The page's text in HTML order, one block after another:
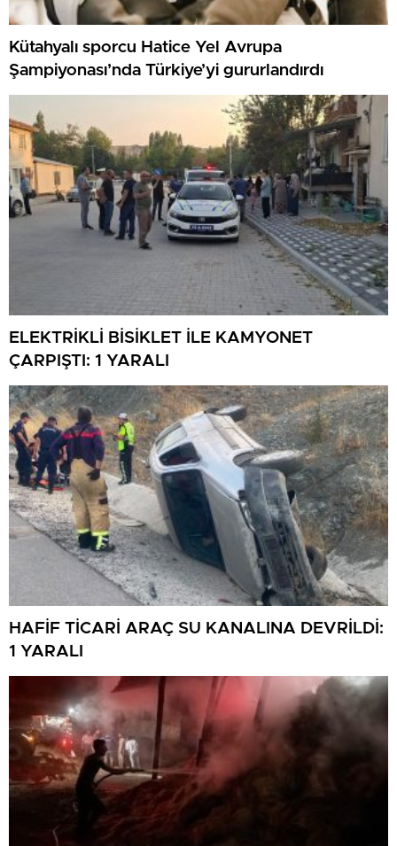
Kütahyalı sporcu Hatice Yel Avrupa
Şampiyonası’nda Türkiye’yi gururlandırdı
ELEKTRİKLİ BİSİKLET İLE KAMYONET
ÇARPIŞTI: 1 YARALI
HAFİF TİCARİ ARAÇ SU KANALINA DEVRİLDİ:
1 YARALI